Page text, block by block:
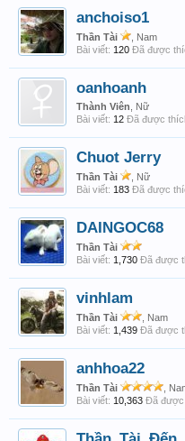
anchoiso1
Thần Tài
, Nam
Bài viết: 120 Đã được
oanhoanh
Thành Viên , Nữ
Bài viết: 12 Đã được
Chuot Jerry
Thần Tài
, Nữ
Bài viết: 183 Đã được
DAINGOC68
Thần Tài
Bài viết: 1,730 Đã được
vinhlam
Thần Tài
, Nam
Bài viết: 1,439 Đã được
anhhoa22
Thần Tài ,
Bài viết: 10,363 Đã được